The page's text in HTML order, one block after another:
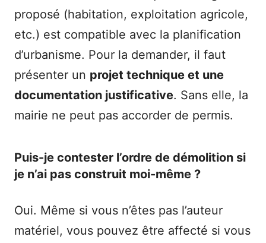
proposé (habitation, exploitation agricole,
etc.) est compatible avec la planification
d’urbanisme. Pour la demander, il faut
présenter un projet technique et une
documentation justificative. Sans elle, la
mairie ne peut pas accorder de permis.
Puis-je contester l’ordre de démolition si
je n’ai pas construit moi-même ?
Oui. Même si vous n’êtes pas l’auteur
matériel, vous pouvez être affecté si vous